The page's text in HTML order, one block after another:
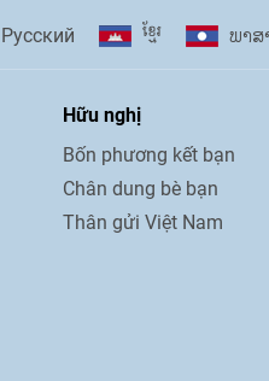
Pусский ខ្មែរ ພາ​ສ
Hữu nghị
Bốn phương kết bạn
Chân dung bè bạn
Thân gửi Việt Nam